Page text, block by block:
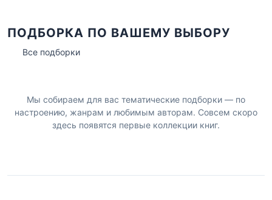
ПОДБОРКА ПО ВАШЕМУ ВЫБОРУ
Все подборки
Мы собираем для вас тематические подборки — по
настроению, жанрам и любимым авторам. Совсем скоро
здесь появятся первые коллекции книг.